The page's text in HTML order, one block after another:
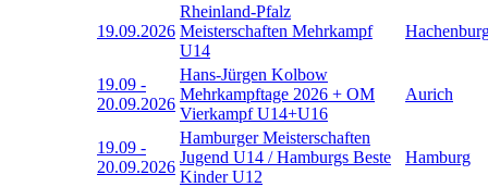
19.09.2026
Rheinland-Pfalz
Meisterschaften Mehrkampf
U14
19.09 -
20.09.2026
Hans-Jürgen Kolbow
Mehrkampftage 2026 + OM
Vierkampf U14+U16
Aurich
19.09 -
20.09.2026
Hamburger Meisterschaften
Jugend U14 / Hamburgs Beste
Kinder U12
Hamburg